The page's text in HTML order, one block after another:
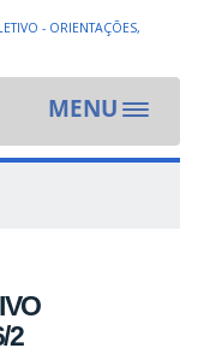
- ORIENTAÇÕES,
MENU
Toggle
2